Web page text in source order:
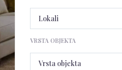
VRSTA OBJEKTA